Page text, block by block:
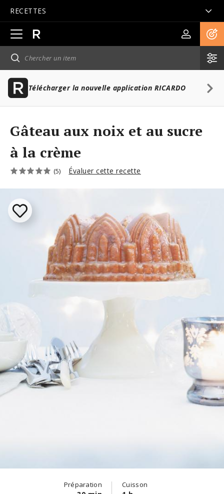
RECETTES
Ouvrir
la
navigation
principale
Télécharger la nouvelle application RICARDO
Gâteau aux noix et au sucre
à la crème
(5) Évaluer cette recette
Préparation Cuisson